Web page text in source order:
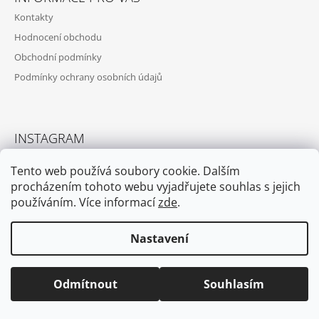
Tento web používá soubory cookie. Dalším
procházením tohoto webu vyjadřujete souhlas s jejich
používáním. Více informacízde.
Nastavení
Odmítnout Souhlasím
Kontakty
Hodnocení obchodu
Obchodní podmínky
Podmínky ochrany osobních údajů
INSTAGRAM
Sledovat na Instagramu